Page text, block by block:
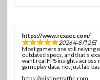
https://www.rexaec.com/
2026年8月2日
Most gamers are still relying
outdated specs, and that’s
want real FPS insights
gameplay data, not just lab-
https://pristinetraffic.com